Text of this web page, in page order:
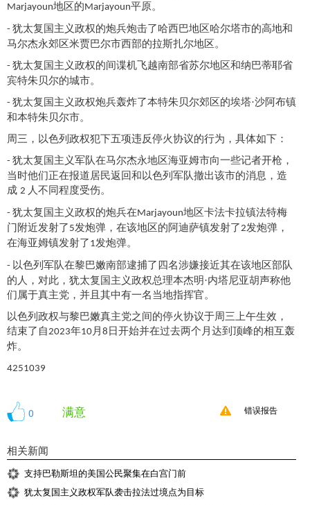
Marjayoun地区的Marjayoun平原。
- 犹太复国主义政权的炮兵炮击了哈西巴地区哈尔塔市的高地和
马尔杰永郊区米贾巴尔市西部的拉斯扎尔地区。
- 犹太复国主义政权的间谍机飞越南部省苏尔地区和纳巴蒂耶省
宾特朱贝尔的城市。
- 犹太复国主义政权炮兵轰炸了本特朱贝尔郊区的埃塔·沙阿布镇
和本特朱贝尔市。
周三，以色列政权犯下五项违反停火协议的行为，具体如下：
- 犹太复国主义军队在马尔杰永地区海亚姆市向一些记者开枪，
当时他们正在报道居民返回和以色列军队撤出该市的消息，造
成 2 人不同程度受伤。
- 犹太复国主义政权的炮兵在Marjayoun地区卡法卡拉镇法特梅
门附近发射了 5发炮弹，在该地区的阿迪萨镇发射了2发炮弹，
在海亚姆镇发射了 1发炮弹。
- 以色列军队在黎巴嫩南部逮捕了四名涉嫌接近其在该地区部队
的人，对此，犹太复国主义政权总理本杰明·内塔尼亚胡声称他
们属于真主党，并且其中有一名当地指挥官。
以色列政权与黎巴嫩真主党之间的停火协议于周三上午生效，
结束了自2023年10月 8 日开始并在过去两个月达到顶峰的相互轰
炸。
4251039
0 满意 错误报告
相关新闻
支持巴勒斯坦的美国公民聚集在白宫门前
犹太复国主义政权军队袭击拉法过境点为目标